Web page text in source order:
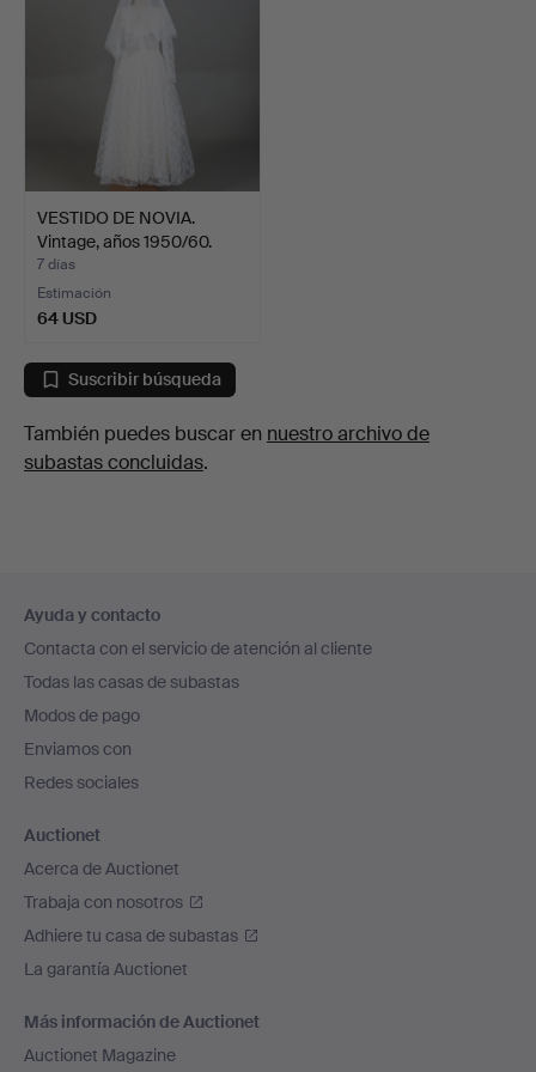
VESTIDO DE NOVIA.
Vintage, años 1950/60.
7 días
Estimación
64 USD
Suscribir búsqueda
También puedes buscar en nuestro archivo de
subastas concluidas.
en
el
pie
de
página
Ayuda y contacto
Contacta con el servicio de atención al cliente
Todas las casas de subastas
Modos de pago
Enviamos con
Redes sociales
Auctionet
Acerca de Auctionet
Trabaja con nosotros
Adhiere tu casa de subastas
La garantía Auctionet
Más información de Auctionet
Auctionet Magazine